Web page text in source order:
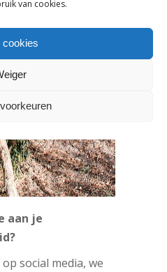
van cookies.
cookies
aan je
social media, we